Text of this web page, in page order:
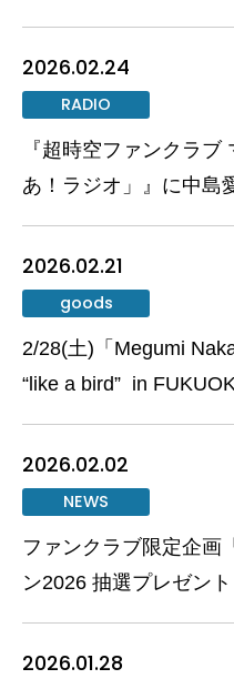
2026.02.24
RADIO
『超時空ファンクラ
あ！ラジオ」』に中島
2026.02.21
goods
2/28(土)「Megumi
“like a bird” in
2026.02.02
NEWS
ファンクラブ限定企画
ン2026 抽選プレゼン
2026.01.28